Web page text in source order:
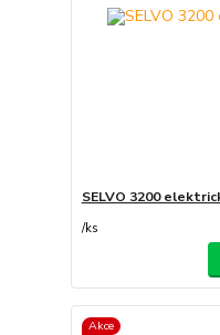
SELVO 3200
/ks
Akce